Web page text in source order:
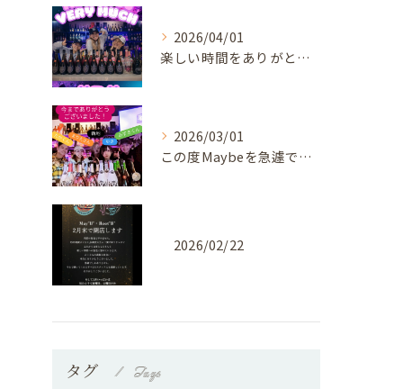
2026/04/01
楽しい時間をありがとうございました♡
2026/03/01
この度Maybeを急遽ですが！⁡
2026/02/22
タグ Tags